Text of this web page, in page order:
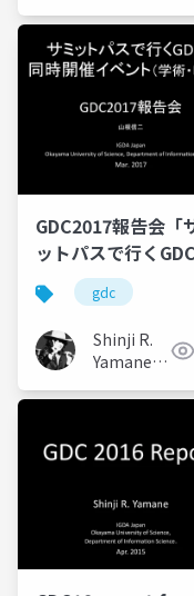
GDC2017報告会「
ットパスで行く
同時開催イベント（
術・ピッチ）」(in
Japanese)
gdc
Shinji R.
Yamane